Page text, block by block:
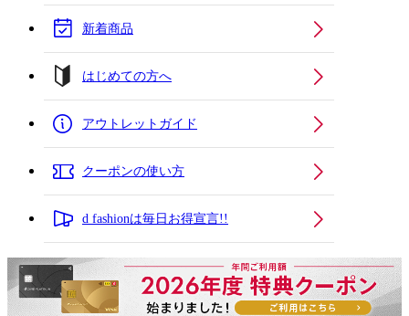
新着商品
はじめての方へ
アウトレットガイド
クーポンの使い方
d fashionは毎日お得宣言!!